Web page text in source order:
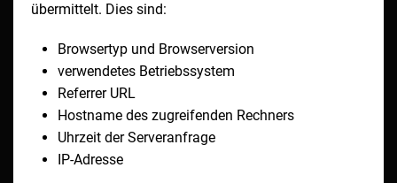
übermittelt. Dies sind:
Browsertyp und Browserversion
verwendetes Betriebssystem
Referrer URL
Hostname des zugreifenden Rechners
Uhrzeit der Serveranfrage
IP-Adresse